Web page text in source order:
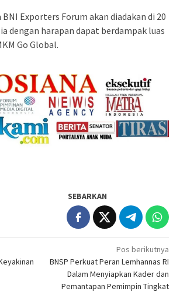
Exporters Forum akan diadakan di 20
dengan harapan dapat berdampak luas
Go Global.
SEBARKAN
Pos berikutnya
BNSP Perkuat Peran Lemhannas RI
Dalam Menyiapkan Kader dan
Pemantapan Pemimpin Tingkat